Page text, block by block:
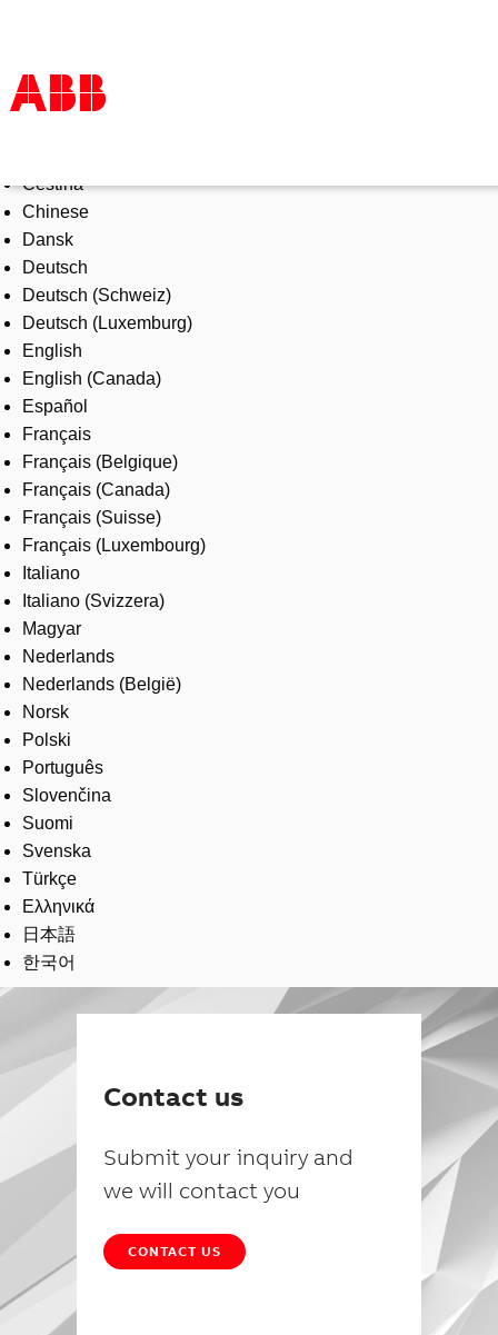
Products & Solutions
Industries
Services
About us
Where to buy
Contact us
Careers
Čeština
Chinese
Dansk
Deutsch
Deutsch (Schweiz)
Deutsch (Luxemburg)
English
English (Canada)
Español
Français
Français (Belgique)
Français (Canada)
Français (Suisse)
Français (Luxembourg)
Italiano
Italiano (Svizzera)
Magyar
Nederlands
Nederlands (België)
Norsk
Polski
Português
Slovenčina
Suomi
Svenska
Türkçe
Ελληνικά
日本語
한국어
Contact us
Submit your inquiry and
we will contact you
CONTACT US